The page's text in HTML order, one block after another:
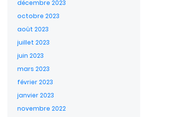
décembre 2023
octobre 2023
août 2023
juillet 2023
juin 2023
mars 2023
février 2023
janvier 2023
novembre 2022